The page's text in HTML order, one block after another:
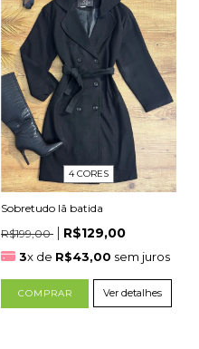
4 CORES
Sobretudo lã batida
R$199,00
R$129,00
3x de R$43,00 sem juros
COMPRAR Ver detalhes